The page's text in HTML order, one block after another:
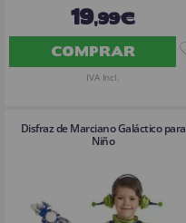
19,99€
COMPRAR
IVA Incl.
Disfraz de Marciano Galáctico para
Niño